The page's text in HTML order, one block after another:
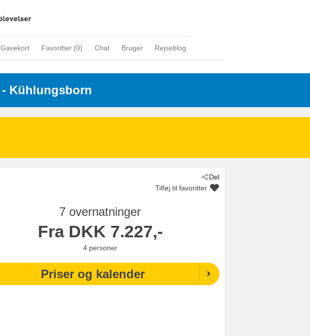
Gavekort Favoritter (0) Chat Bruger Rejseblog
- Kühlungsborn
Del
Tilføj til favoritter
7 overnatninger
Fra DKK 7.227,-
4 personer
Priser og kalender